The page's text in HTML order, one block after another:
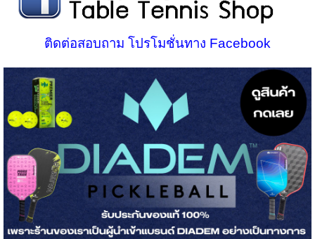
ติดต่อสอบถาม โปรโมชั่นทาง Facebook